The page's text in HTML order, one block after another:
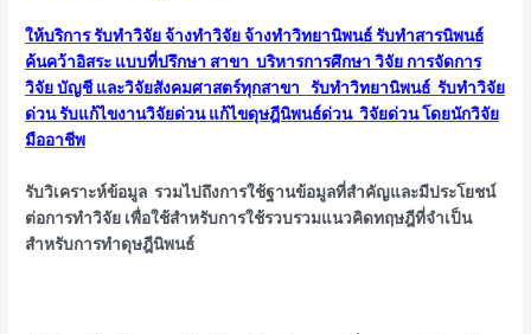
ให้บริการ รับทำวิจัย จ้างทำวิจัย จ้างทำวิทยานิพนธ์ รับทำสารนิพนธ์
ค้นคว้าอิสระ แบบที่ปรึกษา สาขา บริหารการศึกษา วิจัย การจัดการ
วิจัย บัญชี และวิจัยสังคมศาสตร์ทุกสาขา รับทำวิทยานิพนธ์ รับทำวิจัย
ด่วน รับแก้ไขงานวิจัยด่วน แก้ไขดุษฎีนิพนธ์ด่วน วิจัยด่วน โดยนักวิจัย
มืออาชีพ
รับวิเคราะห์ข้อมูล รวมไปถึงการใช้ฐานข้อมูลที่สำคัญและมีประโยชน์
ต่อการทำวิจัย เพื่อใช้สำหรับการใช้รวบรวมแนวคิดทฤษฎีที่จำเป็น
สำหรับการทำดุษฎีนิพนธ์